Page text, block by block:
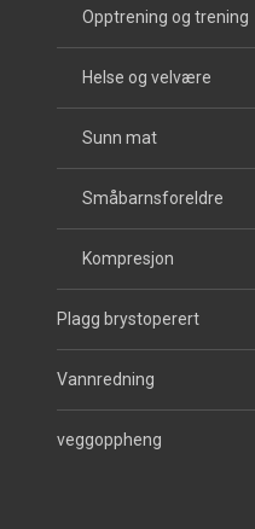
Opptrening og trening
Helse og velvære
Sunn mat
Småbarnsforeldre
Kompresjon
Plagg brystoperert
Vannredning
veggoppheng